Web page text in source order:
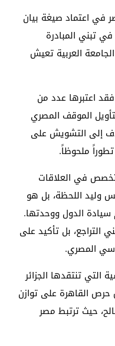
في اعتماد صيغة بيان
في تبني المبادرة
العربية تعيش
اعتبرها عدد من
الموقف المصري
إلى التشويش على
ملحوظاً.
في العلاقات
وليد اللحظة، بل هو
سيادة الدول ووحدتها.
إلى بيان 2022 لا تعني التراجع، بل تأكيد على
المصري.
التي تنتقدها الجزائر
القاهرة على توازن
حيث ترتبط مصر